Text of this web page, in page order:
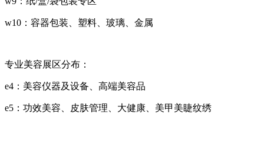
w10：容器包装、塑料、玻璃、金属
专业美容展区分布：
e4：美容仪器及设备、高端美容品
e5：功效美容、皮肤管理、大健康、美甲美睫纹绣